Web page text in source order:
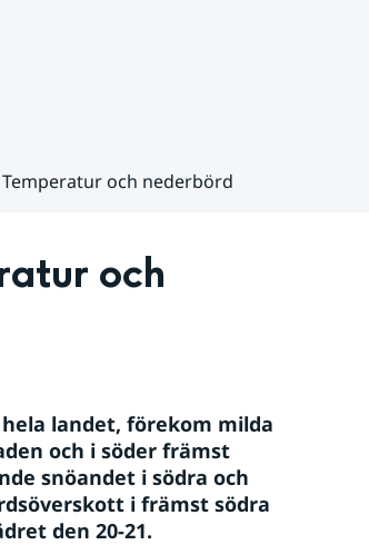
Temperatur och nederbörd
och
landet, förekom milda
och i söder främst
snöandet i södra och
i främst södra
den 20-21.